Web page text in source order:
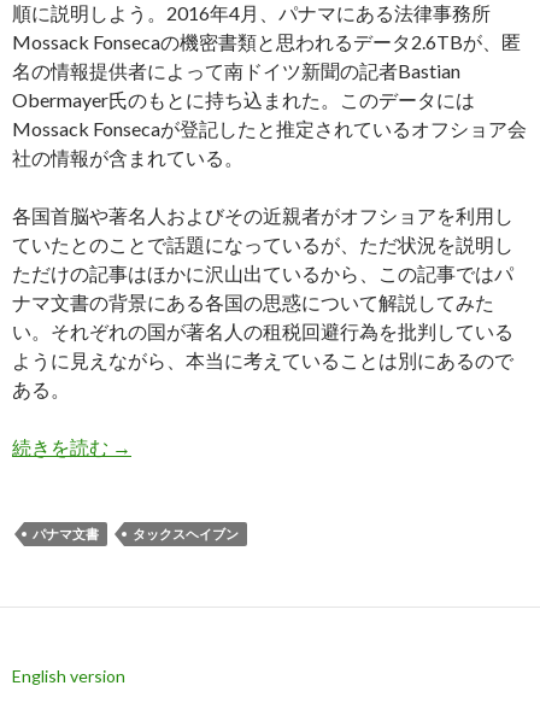
順に説明しよう。2016年4月、パナマにある法律事務所
Mossack Fonsecaの機密書類と思われるデータ2.6TBが、匿
名の情報提供者によって南ドイツ新聞の記者Bastian
Obermayer氏のもとに持ち込まれた。このデータには
Mossack Fonsecaが登記したと推定されているオフショア会
社の情報が含まれている。
各国首脳や著名人およびその近親者がオフショアを利用し
ていたとのことで話題になっているが、ただ状況を説明し
ただけの記事はほかに沢山出ているから、この記事ではパ
ナマ文書の背景にある各国の思惑について解説してみた
い。それぞれの国が著名人の租税回避行為を批判している
ように見えながら、本当に考えていることは別にあるので
ある。
続きを読む パナマ文書の裏に潜む諸大国の野心: オフショア
→
パナマ文書 タックスヘイブン
English version